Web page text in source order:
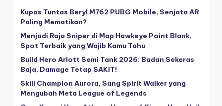
Kupas Tuntas Beryl M762 PUBG Mobile, Senjata AR
Paling Mematikan?
Menjadi Raja Sniper di Map Hawkeye Point Blank,
Spot Terbaik yang Wajib Kamu Tahu
Build Hero Arlott Semi Tank 2026: Badan Sekeras
Baja, Damage Tetap SAKIT!
Skill Champion Aurora, Sang Spirit Walker yang
Mengubah Meta League of Legends